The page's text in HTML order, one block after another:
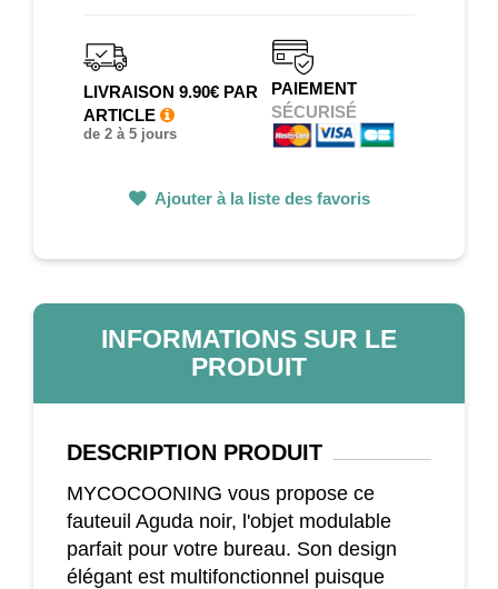
LIVRAISON 9.90€ PAR
ARTICLE
de 2 à 5 jours
PAIEMENT
SÉCURISÉ
Ajouter à la liste des favoris
INFORMATIONS SUR LE
PRODUIT
DESCRIPTION PRODUIT
MYCOCOONING vous propose ce
fauteuil Aguda noir, l'objet modulable
parfait pour votre bureau. Son design
élégant est multifonctionnel puisque